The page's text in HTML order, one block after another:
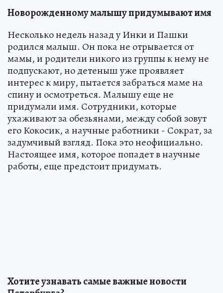
Новорожденному малышу придумывают имя
Несколько недель назад у Инки и Пашки
родился малыш. Он пока не отрывается от
мамы, и родители никого из группы к нему не
подпускают, но детеныш уже проявляет
интерес к миру, пытается забраться маме на
спину и осмотреться. Малышу еще не
придумали имя. Сотрудники, которые
ухаживают за обезьянами, между собой зовут
его Кокосик, а научные работники - Сократ, за
задумчивый взгляд. Пока это неофициально.
Настоящее имя, которое попадет в научные
работы, еще предстоит придумать.
Хотите узнавать самые важные новости